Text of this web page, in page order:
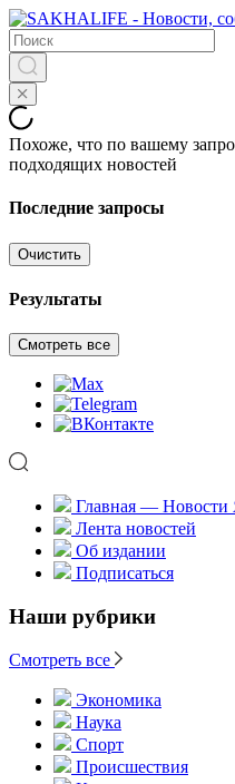
Похоже, что по вашему
подходящих новостей
Последние запросы
Очистить
Результаты
Смотреть все
Главная — Новости
Лента новостей
Об издании
Подписаться
Наши рубрики
Смотреть все
Экономика
Наука
Спорт
Происшествия